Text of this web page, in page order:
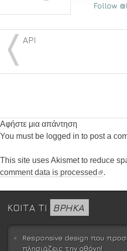
Follow
〈 API
Αφήστε μια απάντηση
You must be logged in to post a
This site uses Akismet to reduce
comment data is processed
.
ΚΟΙΤΑ ΤΙ ΒΡΗΚΑ
Responsive design που
πλησιάζεις την οθόνη!